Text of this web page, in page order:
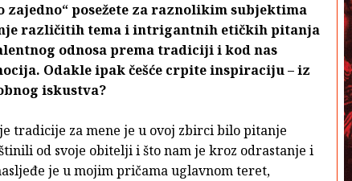
zajedno“ posežete za raznolikim subjektima
različitih tema i intrigantnih etičkih pitanja
odnosa prema tradiciji i kod nas
Odakle ipak češće crpite inspiraciju – iz
iskustva?
tradicije za mene je u ovoj zbirci bilo pitanje
od svoje obitelji i što nam je kroz odrastanje i
je u mojim pričama uglavnom teret,